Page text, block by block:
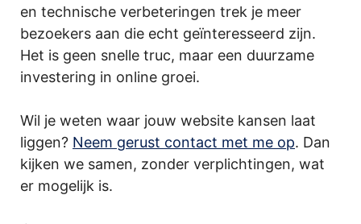
en technische verbeteringen trek je meer
bezoekers aan die echt geïnteresseerd zijn.
Het is geen snelle truc, maar een duurzame
investering in online groei.
Wil je weten waar jouw website kansen laat
liggen? Neem gerust contact met me op. Dan
kijken we samen, zonder verplichtingen, wat
er mogelijk is.